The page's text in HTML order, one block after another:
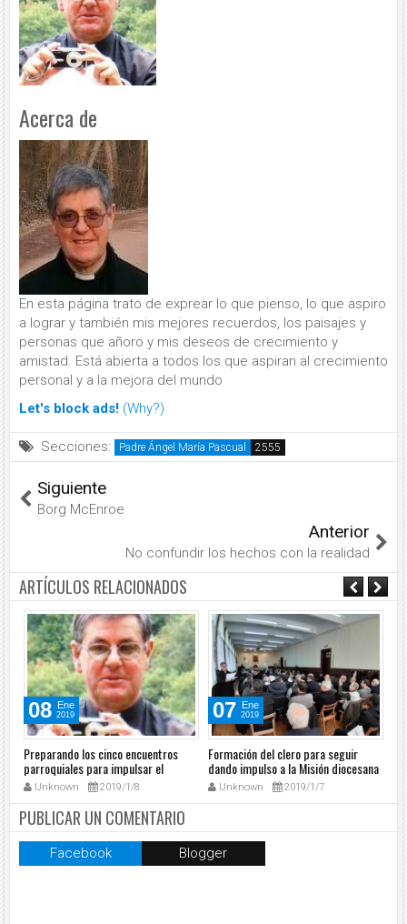
Acerca de
En esta página trato de exprear lo que pienso, lo que aspiro
a lograr y también mis mejores recuerdos, los paisajes y
personas que añoro y mis deseos de crecimiento y
amistad. Está abierta a todos los que aspiran al crecimiento
personal y a la mejora del mundo
Let's block ads! (Why?)
Secciones: Padre Ángel María Pascual
Siguiente
Borg McEnroe
Anterior
No confundir los hechos con la realidad
ARTÍCULOS RELACIONADOS
08 Ene
2019
Preparando los cinco encuentros
parroquiales para impulsar el
dinamismo misionero
Unknown 2019/1/8
07 Ene
2019
Formación del clero para seguir
dando impulso a la Misión diocesana
Unknown 2019/1/7
PUBLICAR UN COMENTARIO
Facebook Blogger